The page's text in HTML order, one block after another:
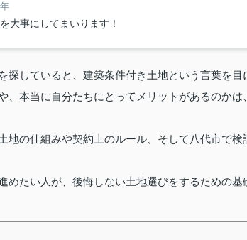
大事にしてまいります！
探していると、建築条件付き土地という言葉を目
、本当に自分たちにとってメリットがあるのか
地の仕組みや契約上のルール、そして八代市で
めたい人が、後悔しない土地選びをするための